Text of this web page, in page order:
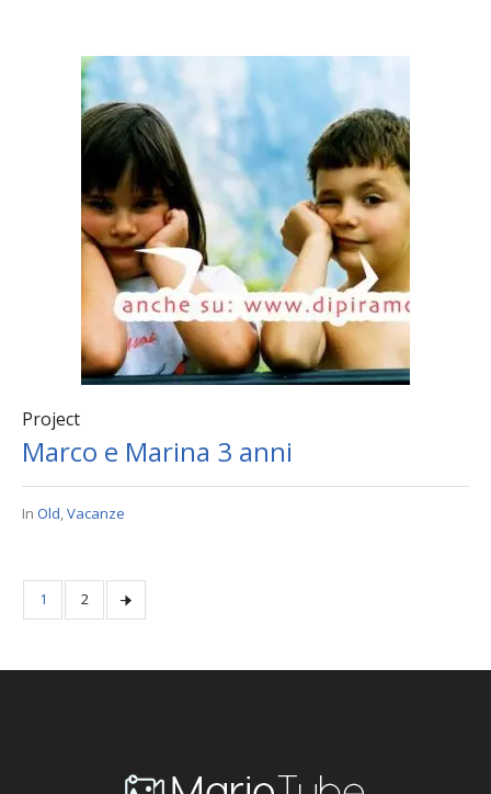
Project
Marco e Marina 3 anni
In Old,Vacanze
1 2